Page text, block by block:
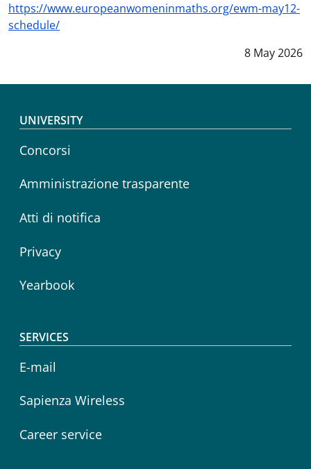
https://www.europeanwomeninmaths.org/ewm-may12-
schedule/
Data
8 May 2026
Footer menu
UNIVERSITY
Concorsi
Amministrazione trasparente
Atti di notifica
Privacy
Yearbook
SERVICES
E-mail
Sapienza Wireless
Career service